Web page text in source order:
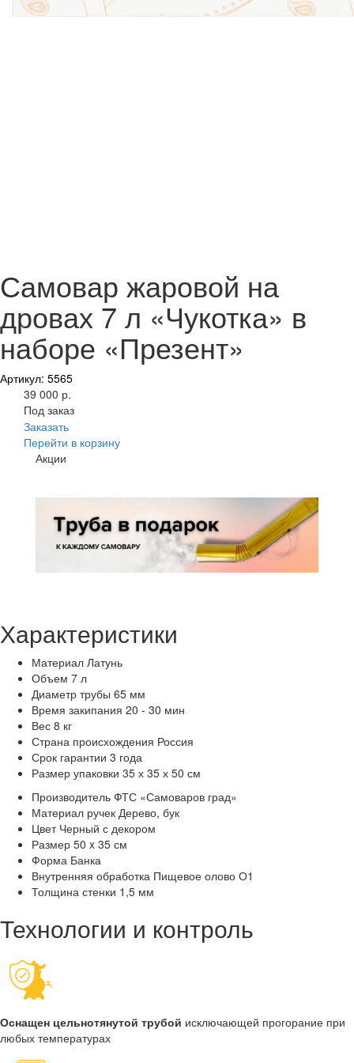
Самовар жаровой на
дровах 7 л «Чукотка» в
наборе «Презент»
Артикул: 5565
39 000 р.
Под заказ
Заказать
Перейти в корзину
Акции
Характеристики
Материал Латунь
Объем 7 л
Диаметр трубы 65 мм
Время закипания 20 - 30 мин
Вес 8 кг
Страна происхождения Россия
Срок гарантии 3 года
Размер упаковки 35 х 35 х 50 см
Производитель ФТС «Самоваров град»
Материал ручек Дерево, бук
Цвет Черный с декором
Размер 50 x 35 см
Форма Банка
Внутренняя обработка Пищевое олово О1
Толщина стенки 1,5 мм
Технологии и контроль
Оснащен цельнотянутой трубой исключающей прогорание при
любых температурах